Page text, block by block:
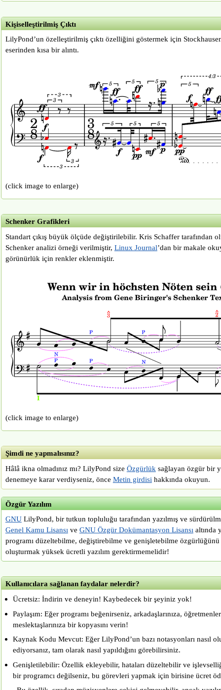
Kişiselleştirilmiş Çıktı
LilyPond’un özelleştirilmiş çıktı özelliğini göstermek için
eserinden kısa bir alıntı.
(click image to enlarge)
Schenker Grafikleri
Standart çıkış büyük ölçüde değiştirilebilir. Kris Schaffer tarafından
Schenker analizi örneği verilmiştir, Linux Journal’dan bir makale
görünürlük için renkler eklenmiştir.
(click image to enlarge)
Şimdi ne yapmalısınız?
Hâlâ ikna olmadınız mı? LilyPond size Özgürlük sağlayan özgür bir
denemeye karar verdiyseniz, önce Metin girdisi hakkında okuyun.
Özgür Yazılım
GNULilyPond, bir tutkun topluluğu tarafından yazılmış ve
Genel Kamu Lisansı ve GNU Özgür Dokümantasyon Lisansı altında
programı düzeltebilme, değiştirebilme ve genişletebilme
oluşturmak yüksek ücretli yazılım gerektirmemelidir!
Kullanıcılara sağlanan faydalar nelerdir?
Ücretsiz: İndirin ve deneyin! Kaybedecek bir şeyiniz yok!
Paylaşım: Eğer programı beğenirseniz, arkadaşlarınıza,
meslektaşlarınıza bir kopyasını verin!
Kaynak Kodu Mevcut: Eğer LilyPond’un bazı notasyonları nasıl
ediyorsanız, tam olarak nasıl yapıldığını görebilirsiniz.
Genişletilebilir: Özellik ekleyebilir, hataları düzeltebilir ve
bir programcı değilseniz, bu görevleri yapmak için birisine ücret